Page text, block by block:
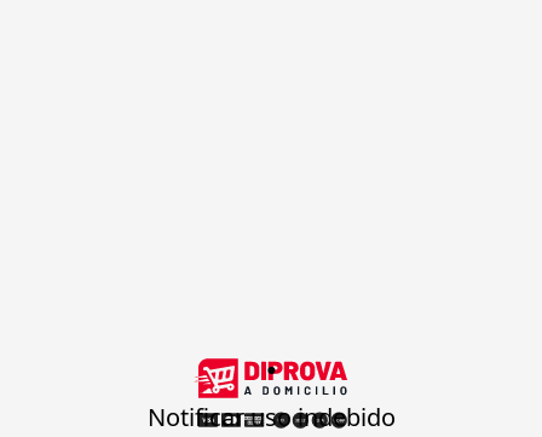
.
Notificar uso indebido